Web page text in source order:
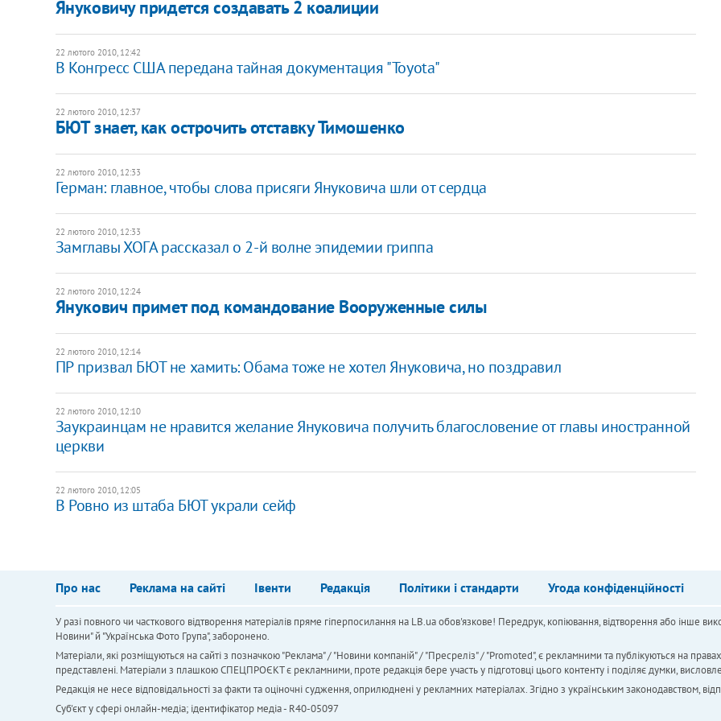
Януковичу придется создавать 2 коалиции
22 лютого 2010, 12:42
В Конгресс США передана тайная документация "Toyota"
22 лютого 2010, 12:37
БЮТ знает, как острочить отставку Тимошенко
22 лютого 2010, 12:33
Герман: главное, чтобы слова присяги Януковича шли от сердца
22 лютого 2010, 12:33
Замглавы ХОГА рассказал о 2-й волне эпидемии гриппа
22 лютого 2010, 12:24
Янукович примет под командование Вооруженные силы
22 лютого 2010, 12:14
ПР призвал БЮТ не хамить: Обама тоже не хотел Януковича, но поздравил
22 лютого 2010, 12:10
Заукраинцам не нравится желание Януковича получить благословение от главы иностранной
церкви
22 лютого 2010, 12:05
В Ровно из штаба БЮТ украли сейф
Про нас Реклама на сайті Івенти Редакція Політики і стандарти Угода конфіденційності
У разі повного чи часткового відтворення матеріалів пряме гіперпосилання на LB.ua обов'язкове! Передрук, копіювання, відтворення або інше
Новини" й "Українська Фото Група", заборонено.
Матеріали, які розміщуються на сайті з позначкою "Реклама" / "Новини компаній" / "Пресреліз" / "Promoted", є рекламними та публікуються на
представлені. Матеріали з плашкою СПЕЦПРОЄКТ є рекламними, проте редакція бере участь у підготовці цього контенту і поділяє думки,
Редакція не несе відповідальності за факти та оціночні судження, оприлюднені у рекламних матеріалах. Згідно з українським законодавством,
Cуб'єкт у сфері онлайн-медіа; ідентифікатор медіа - R40-05097